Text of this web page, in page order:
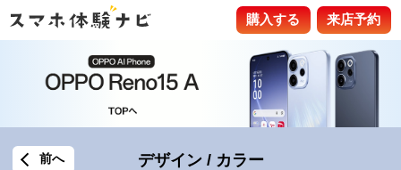
購入する 来店予約
デザイン / カラー
前へ